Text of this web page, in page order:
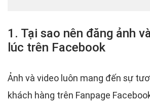
1. Tại sao nên đăng ảnh
lúc trên Facebook
Ảnh và video luôn mang đến sự
khách hàng trên Fanpage